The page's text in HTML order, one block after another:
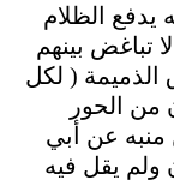
يدفع الظلام
تباغض بينهم
الذميمة ( لكل
من الحور
عن أبي
ولم يقل فيه